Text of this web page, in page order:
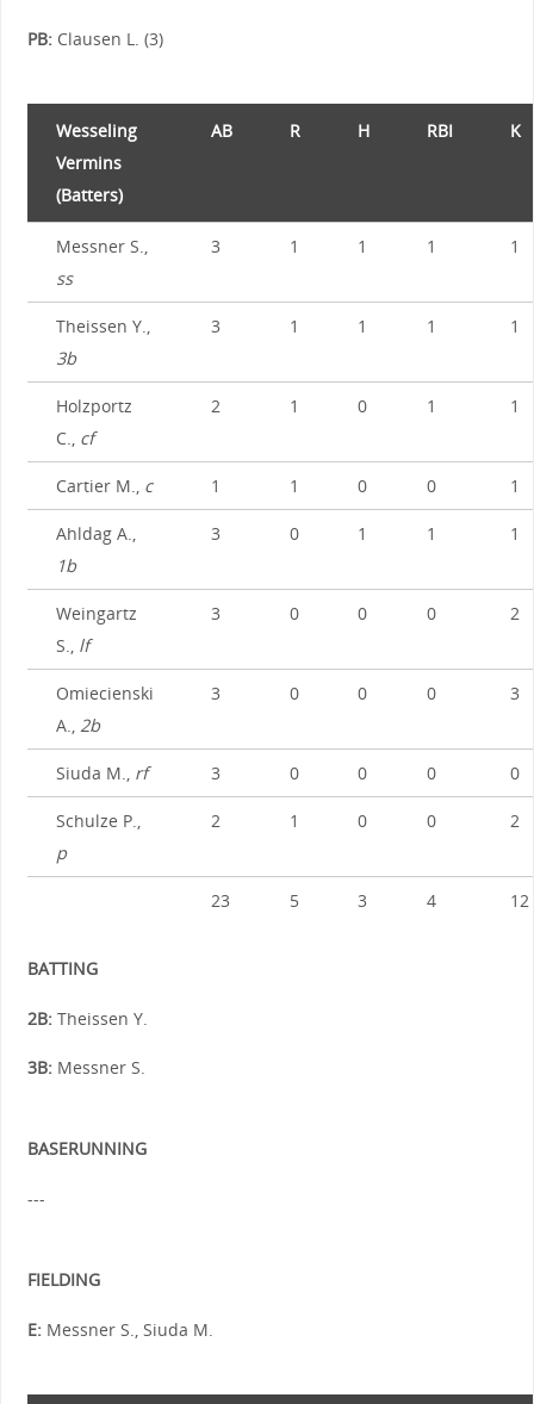
PB:Clausen L. (3)
Wesseling
Vermins
(Batters)
AB R H RBI K
Messner S.,
ss
3 1 1 1 1
Theissen Y.,
3b
3 1 1 1 1
Holzportz
C., cf
2 1 0 1 1
Cartier M., c 1 1 0 0 1
Ahldag A.,
1b
3 0 1 1 1
Weingartz
S., lf
3 0 0 0 2
Omiecienski
A., 2b
3 0 0 0 3
Siuda M., rf 3 0 0 0 0
Schulze P.,
p
2 1 0 0 2
23 5 3 4 12
BATTING
2B:Theissen Y.
3B:Messner S.
BASERUNNING
---
FIELDING
E:Messner S., Siuda M.